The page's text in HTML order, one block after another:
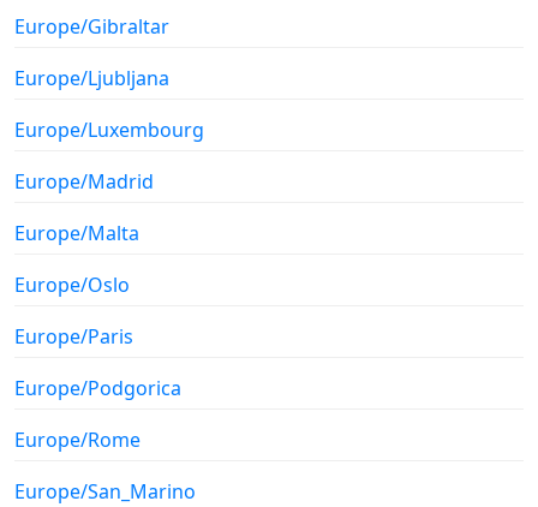
Europe/Gibraltar
Europe/Ljubljana
Europe/Luxembourg
Europe/Madrid
Europe/Malta
Europe/Oslo
Europe/Paris
Europe/Podgorica
Europe/Rome
Europe/San_Marino